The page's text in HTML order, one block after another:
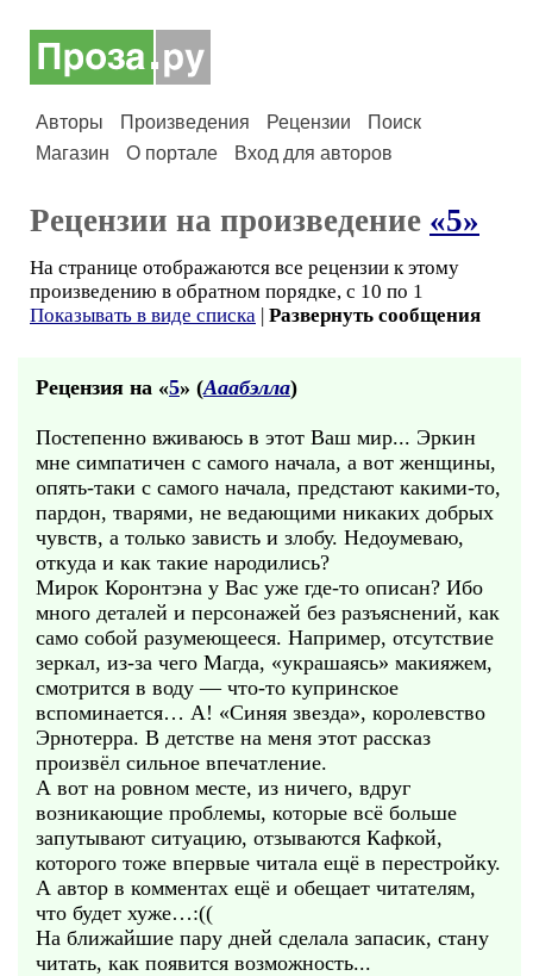
Авторы Произведения Рецензии
Поиск
Магазин
О портале Вход для авторов
Рецензии на произведение «5»
На странице отображаются все рецензии к этому
произведению в обратном порядке, с 10 по 1
Показывать в виде списка | Развернуть сообщения
Рецензия на «5» (Ааабэлла)
Постепенно вживаюсь в этот Ваш мир... Эркин
мне симпатичен с самого начала, а вот женщины,
опять-таки с самого начала, предстают какими-то,
пардон, тварями, не ведающими никаких добрых
чувств, а только зависть и злобу. Недоумеваю,
откуда и как такие народились?
Мирок Коронтэна у Вас уже где-то описан? Ибо
много деталей и персонажей без разъяснений, как
само собой разумеющееся. Например, отсутствие
зеркал, из-за чего Магда, «украшаясь» макияжем,
смотрится в воду — что-то купринское
вспоминается… А! «Синяя звезда», королевство
Эрнотерра. В детстве на меня этот рассказ
произвёл сильное впечатление.
А вот на ровном месте, из ничего, вдруг
возникающие проблемы, которые всё больше
запутывают ситуацию, отзываются Кафкой,
которого тоже впервые читала ещё в перестройку.
А автор в комментах ещё и обещает читателям,
что будет хуже…:((
На ближайшие пару дней сделала запасик, стану
читать, как появится возможность...